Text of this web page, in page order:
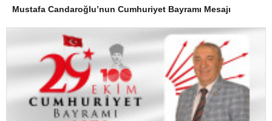
Mustafa Candaroğlu’nun Cumhuriyet Bayramı Mesajı